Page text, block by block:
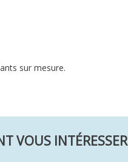
sur mesure.
VOUS INTÉRESSER